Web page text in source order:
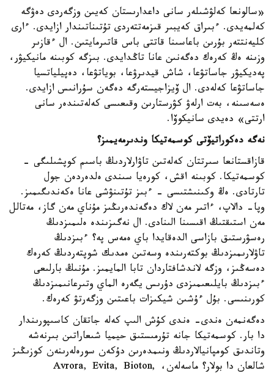
«سالونعا كەلۋشىلەر سانى داعدارىستان كەيىن وزگەردى دەۋگە
كەلمەيدى. ءبىراق كەيبىر قىزمەتتەردى تۇتىناتىندار ازايدى. ءارى
كليەنتتەر بۇرىن باعاسىنا قاتتى باس قاتىرمايتىن. ال ءقازىر
وزىنە ەڭ كەرەك دەگەنىن عانا تاڭدايدى. بىزگە كوبىنە مانيكيۋر،
پەديكيۋر جاساتۋعا، شاش قيدىرۋعا، بوياتۋعا، دەپيلياتسيا
جاساتۋعا كەلەدى. ال ۆيزاجيستەرگە دەگەن سۇرانىس ازايدى.
ەسەسىنە، بەت ارلەۋ كۋرستارىن وقىعىسى كەلەتىندەر سانى
ارتتى» دەيدى سانيكوۆا.
نەگە دەكوراتيۆتى كوسمەتيكا وندىرمەيمىز؟
قازاقستانعا سىرتتان كەلەتىن تاۋارلاردىڭ باسىم كوپشىلىگى -
كوسمەتيكا. كوبىنە اقش، كورەيا سىندى ەلدەردەن جول
تارتادى. ەڭ وكىنىشتىسى - ءبىز تۇتىنۋشى عانا ەكەندىگىمىز.
وپا- دالاپ، ءاتىر مەن لاك دەگەندەرىڭىز مۇناي مەن گاز، مەتالل
مەن استىقتىڭ اقىسىنا الىنادى. ال نەگىزىندە ەلىمىزدىڭ
رەسۋرستىق بازاسى الدەقايدا باي ەمەس پە؟ ءبىزدىڭ
تاۋلارىمىزدىڭ بوكتەرىندە وسەتىن ەمدىك شوپتەردىڭ كەرەك
دەسەڭىز، وزگە لاندشافتاردان تابا المايمىز. مۇنىڭ بارلىعى
ءبىزدىڭ بايلىعىمىزدى دۇرىس يگەرە الماي وتىرعانىمىزدىڭ
كورىنىسى. بۇل ءۇشىن شيكىزات باعىتىن وزگەرتۋ كەرەك.
دەگەنمەن ەندى- ەندى كۇش الىپ كەلە جاتقان كاسىپورىندار
دا بار. كوسمەتيكا جانە تۇرمىستىق حيميا شىعاراتىن بىرنەشە
وتاندىق كومپانيالاردىڭ ونىمدەرىن دۇكەن سورەلەرىنەن كوزىڭىز
شالعان دا بولار؟ ماسەلەن، Avrora, Evita, Bioton,